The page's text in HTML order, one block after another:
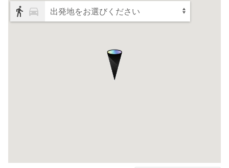
出発地をお選びください